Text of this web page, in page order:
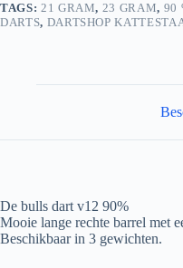
TAGS: 21 GRAM, 23 GRAM, 90
DARTS, DARTSHOP
De bulls dart v12 90%
Mooie lange rechte barrel met
Beschikbaar in 3 gewichten.